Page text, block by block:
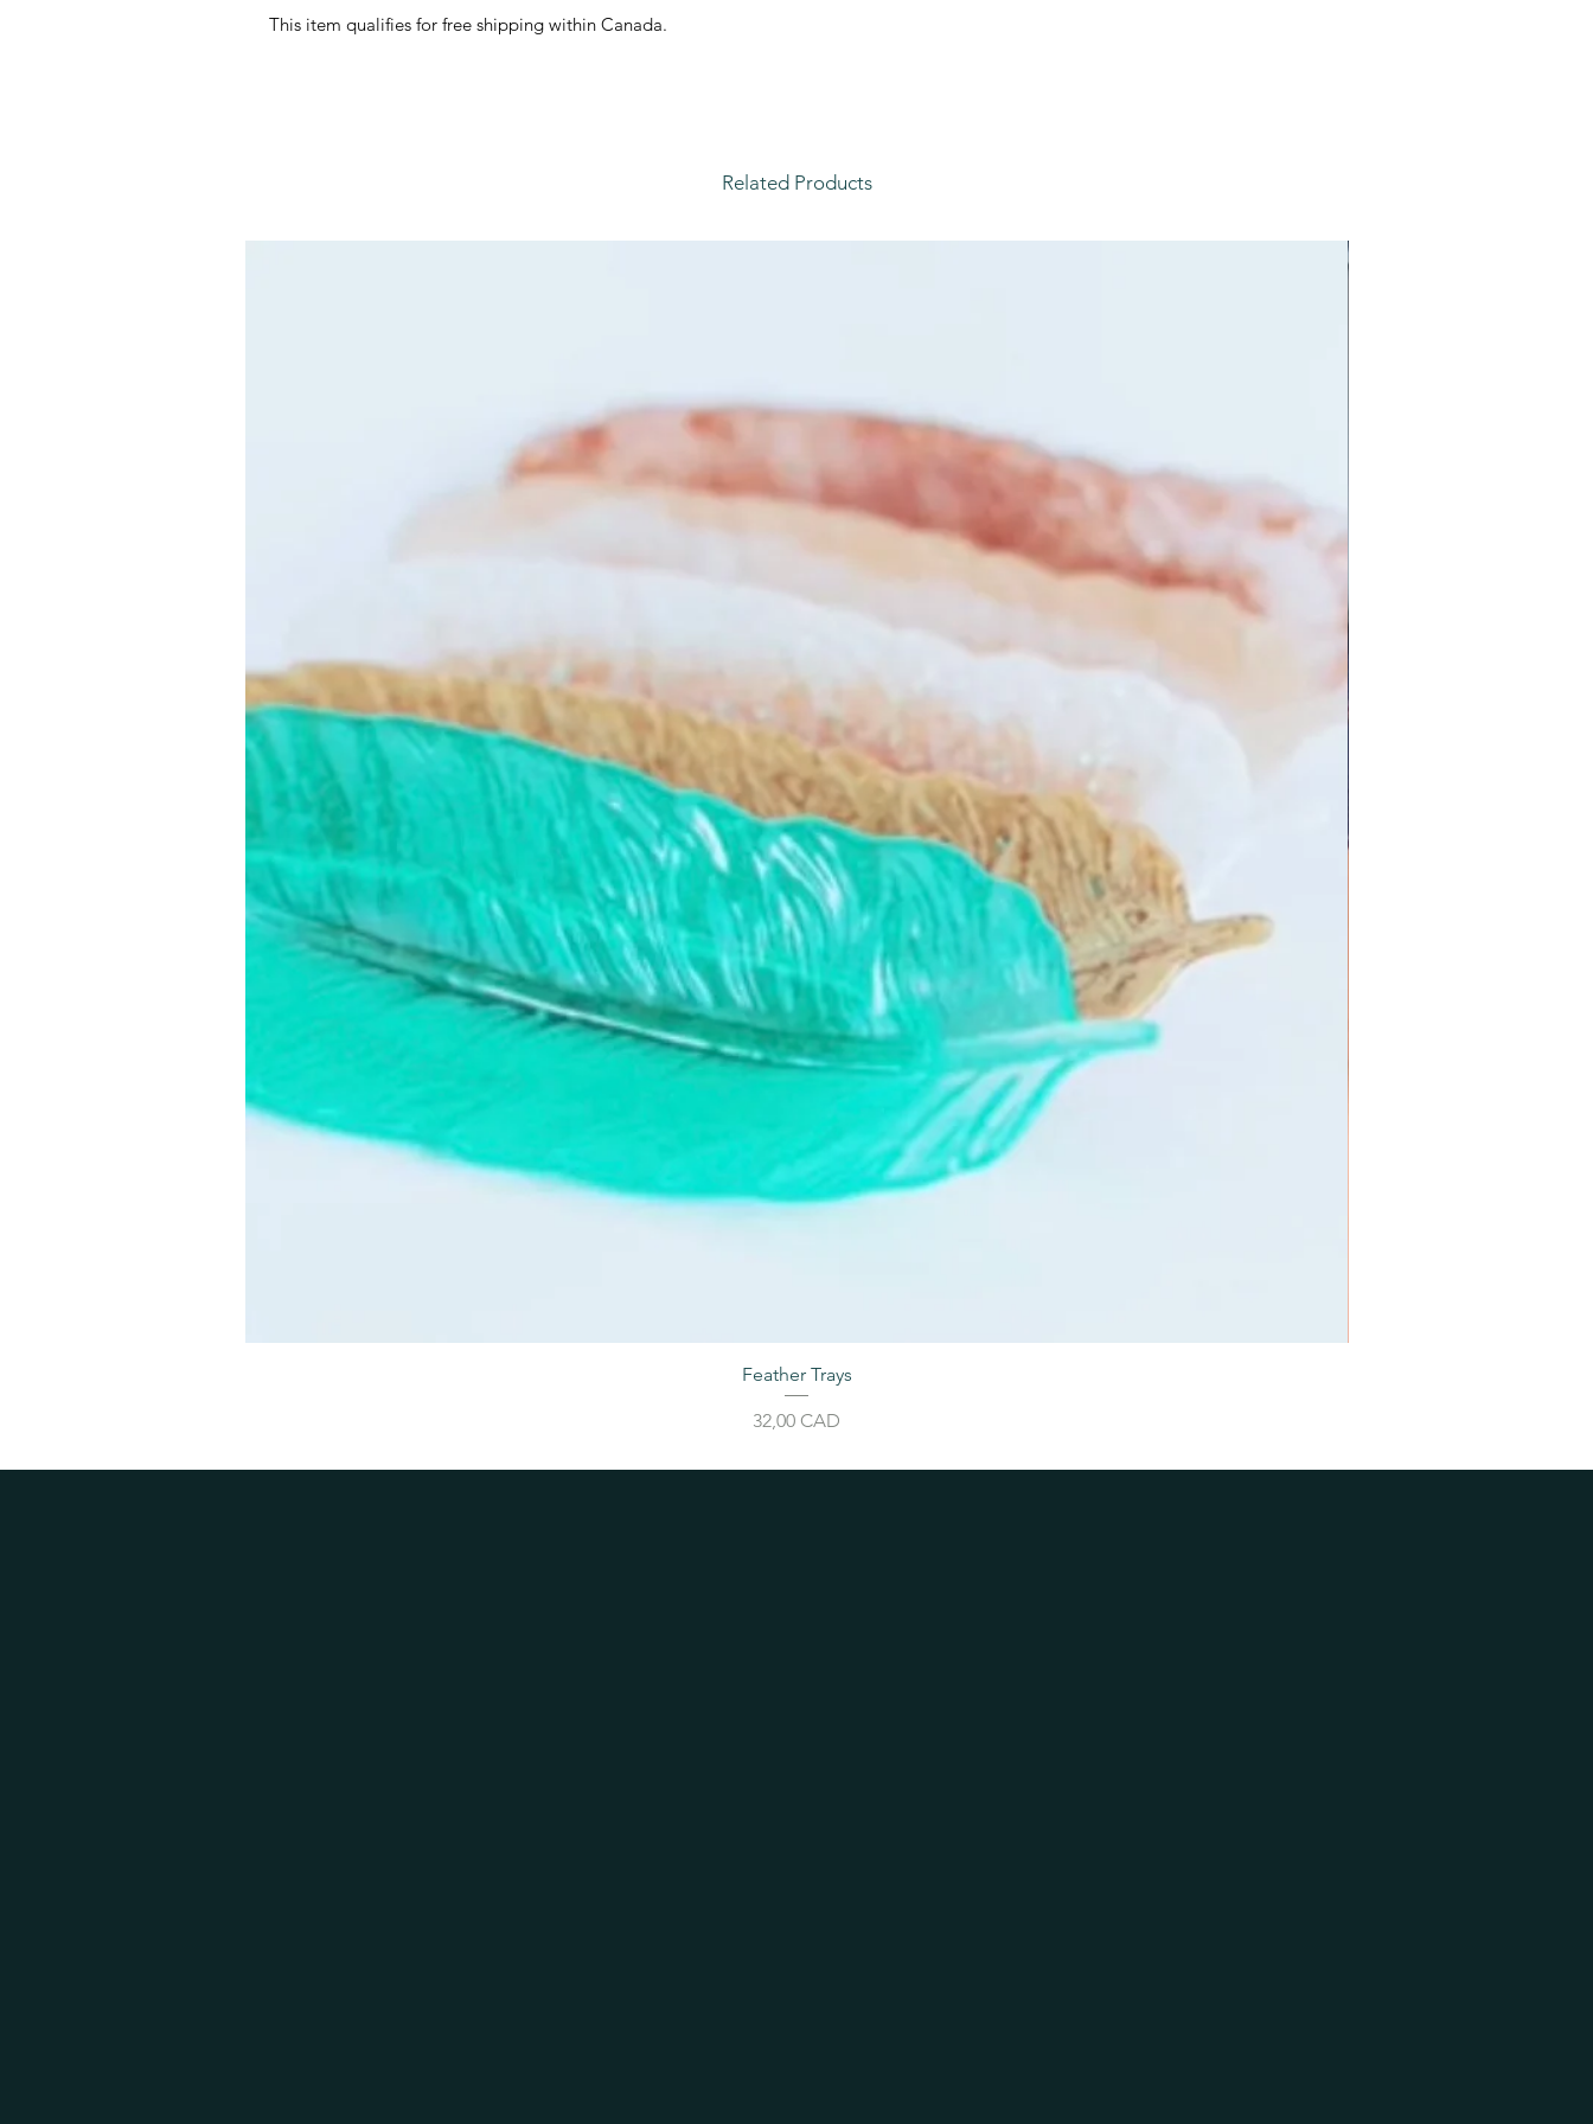
This item qualifies for free shipping within Canada.
Related Products
Feather Trays
Price
32,00 CAD